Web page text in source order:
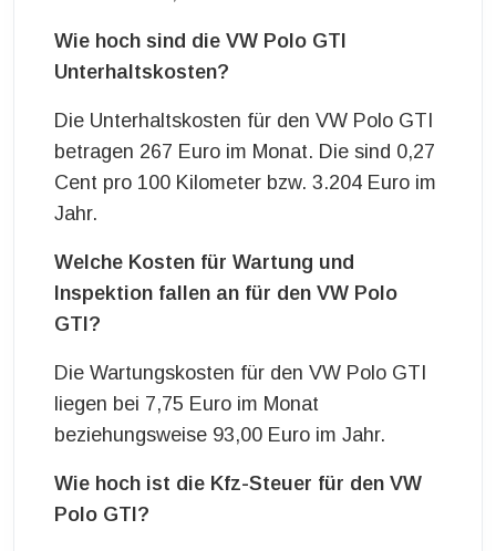
Wie hoch sind die VW Polo GTI
Unterhaltskosten?
Die Unterhaltskosten für den VW Polo GTI
betragen 267 Euro im Monat. Die sind 0,27
Cent pro 100 Kilometer bzw. 3.204 Euro im
Jahr.
Welche Kosten für Wartung und
Inspektion fallen an für den VW Polo
GTI?
Die Wartungskosten für den VW Polo GTI
liegen bei 7,75 Euro im Monat
beziehungsweise 93,00 Euro im Jahr.
Wie hoch ist die Kfz-Steuer für den VW
Polo GTI?